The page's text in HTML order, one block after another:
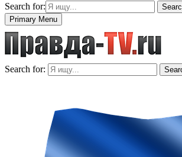
Search for:
Primary Menu
Search for: